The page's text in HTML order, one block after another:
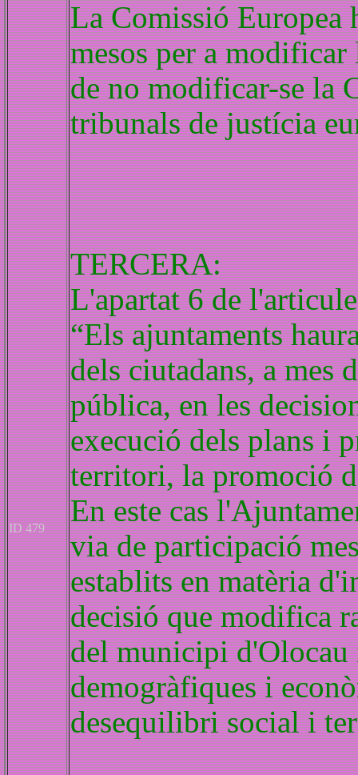
ID 479
La Comissió Europea
mesos per a
de no modificar-se la
tribunals de justícia
TERCERA:
L'apartat 6 de
“Els ajuntaments
dels ciutadans, a mes
pública, en les
execució dels plans i
territori, la promoció
En este cas
via de participació
establits en matèria
decisió que modifica
del municipi d'Olocau
demogràfiques i
desequilibri social i